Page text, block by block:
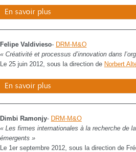
En savoir plus
Felipe Valdivieso- DRM-M&O
« Créativité et processus d’innovation dans
Le 25 juin 2012, sous la direction de Norbert
En savoir plus
Dimbi Ramonjy- DRM-M&O
« Les firmes internationales à la recherche de
émergents »
Le 1er septembre 2012, sous la direction de